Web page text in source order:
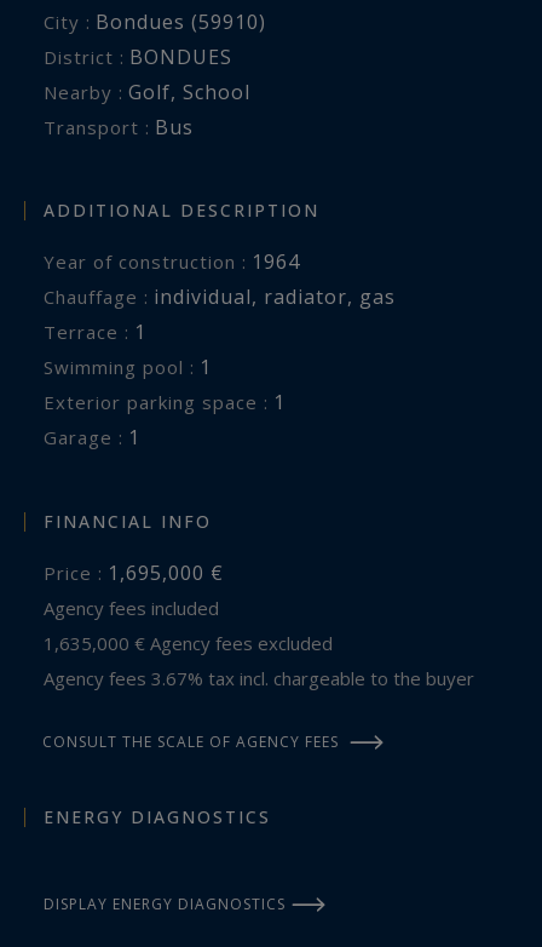
City : Bondues (59910)
District : BONDUES
Nearby : Golf, School
Transport : Bus
ADDITIONAL DESCRIPTION
Year of construction : 1964
Chauffage : individual, radiator, gas
terrace : 1
swimming pool : 1
exterior parking space : 1
garage : 1
FINANCIAL INFO
Price : 1,695,000 €
Agency fees included
1,635,000 € Agency fees excluded
Agency fees 3.67% tax incl. chargeable to the buyer
CONSULT THE SCALE OF AGENCY FEES
ENERGY DIAGNOSTICS
DISPLAY ENERGY DIAGNOSTICS